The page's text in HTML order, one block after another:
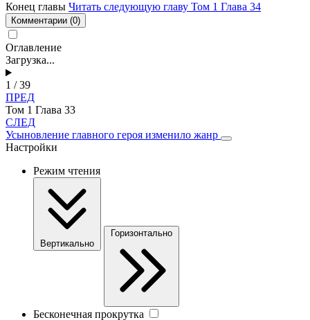
Конец главы Читать следующую главу Том 1 Глава 34
Комментарии (0)
Оглавление
Загрузка...
1 / 39
ПРЕД
Том 1 Глава 33
СЛЕД
Усыновление главного героя изменило жанр
Настройки
Режим чтения
Вертикально
Горизонтально
Бесконечная прокрутка